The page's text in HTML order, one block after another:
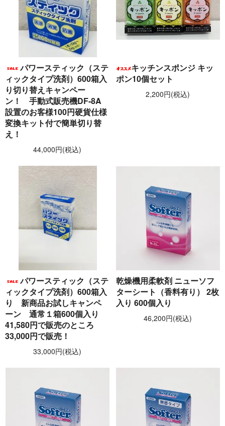
パワースティック（ステ
ィックタイプ洗剤）600箱入
り切り替えキャンペー
ン！ 手動式販売機DF-8A
設置のお客様100円硬貨仕様
変換キット付で簡単切り替
え！
44,000円(税込)
キッチンスポンジ キッ
ポン10個セット
2,200円(税込)
パワースティック（ステ
ィックタイプ洗剤）600箱入
り 新商品お試しキャンペ
ーン 通常１箱600個入り
41,580円で販売のところ
33,000円で販売！
33,000円(税込)
乾燥機用柔軟剤 ニューソフ
ターシート（香料有り） 2枚
入り 600個入り
46,200円(税込)